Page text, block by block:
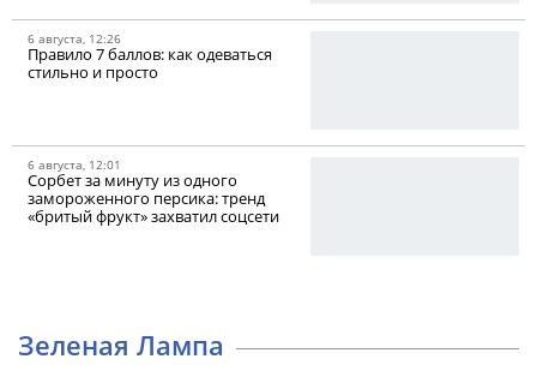
6 августа, 12:26
Правило 7 баллов: как одеваться
стильно и просто
6 августа, 12:01
Сорбет за минуту из одного
замороженного персика: тренд
«бритый фрукт» захватил соцсети
Зеленая Лампа